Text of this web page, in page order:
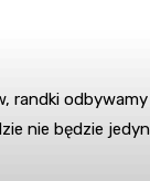
randki
nie będzie